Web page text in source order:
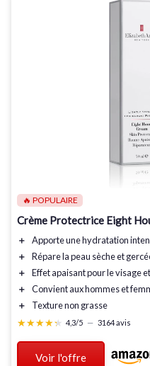
🔥 POPULAIRE
Crème Protectrice Eight
＋ Apporte une hydratation
＋
Répare la peau sèche et
＋
Effetapaisantpour le visage
＋
Convient auxhommes et
＋
Texturenon grasse
★★★★★
★★★★★ 4,3/5 — 3164 avis
Voir l'offre